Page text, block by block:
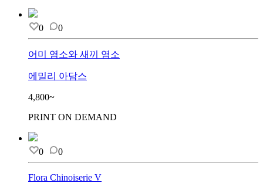
0 0
어미 염소와 새끼 염소
에밀리 아담스
4,800~
PRINT ON DEMAND
0 0
Flora Chinoiserie V